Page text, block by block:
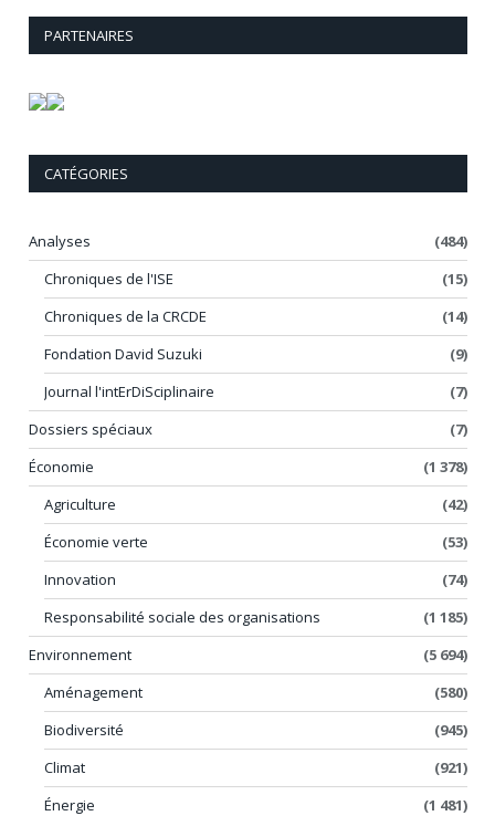
PARTENAIRES
CATÉGORIES
Analyses
(484)
Chroniques de l'ISE
(15)
Chroniques de la CRCDE
(14)
Fondation David Suzuki
(9)
Journal l'intErDiSciplinaire
(7)
Dossiers spéciaux
(7)
Économie
(1 378)
Agriculture
(42)
Économie verte
(53)
Innovation
(74)
Responsabilité sociale des organisations
(1 185)
Environnement
(5 694)
Aménagement
(580)
Biodiversité
(945)
Climat
(921)
Énergie
(1 481)